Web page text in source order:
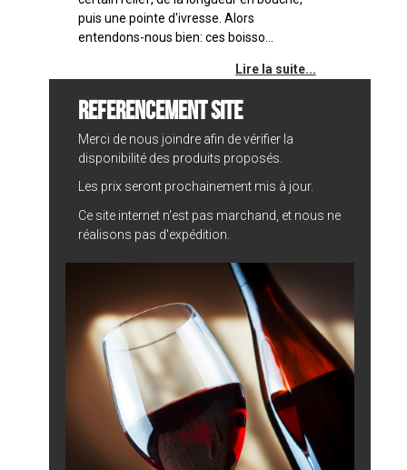
puis une pointe d'ivresse. Alors
entendons-nous bien: ces boisso...
Lire la suite...
REFERENCEMENT SITE
Merci de nous joindre afin de vérifier la
disponibilité des produits proposés.
Les prix seront prochainement mis à jour.
Ce site internet n'est pas marchand, et nous ne
réalisons pas d'expédition.